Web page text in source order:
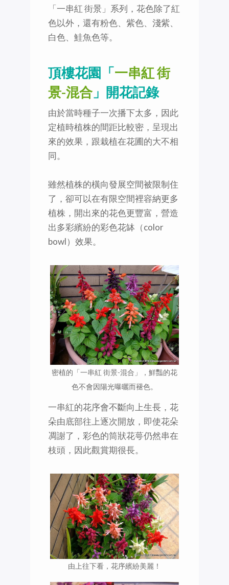
「一串紅 街景」系列，花色除了紅
色以外，還有粉色、紫色、淺紫、
白色、鮭魚色等。
頂樓花園「一串紅 街
景-混合」開花記錄
由於當時種子一次播下太多，因此
定植時植株的間距比較密，呈現出
來的效果，跟栽植在花圃的大不相
同。
雖然植株的橫向發展空間被限制住
了，卻可以在有限空間裡容納更多
植株，開出來的花色更豐富，營造
出多彩繽紛的彩色花缽（color
bowl）效果。
密植的「一串紅 街景-混合」，鮮豔的花
色不會因陽光曝曬而褪色。
一串紅的花序會不斷向上生長，花
朵由底部往上逐次開放，即使花朵
凋謝了，彩色的筒狀花萼仍然串在
枝頭，因此觀賞期很長。
由上往下看，花序繽紛美麗！